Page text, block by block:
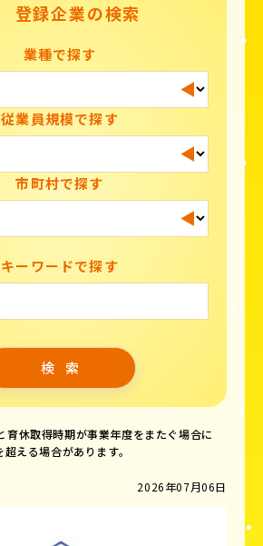
登録企業の検索
業種で探す
従業員規模で探す
市町村で探す
キーワードで探す
休取得時期が事業年度をまたぐ場合に
える場合があります。
2026年07月06日